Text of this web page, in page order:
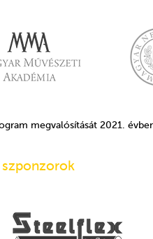
megvalósítását 2021.
szponzorok